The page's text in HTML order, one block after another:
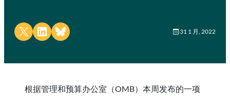
Share on X Share on LinkedIn
Share on Bluesky 31 1 月, 2022
根据管理和预算办公室（OMB）本周发布的一项